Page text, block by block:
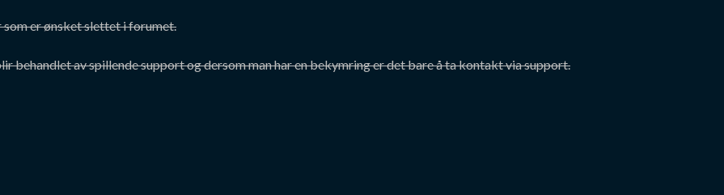
er ønsket slettet i forumet.
behandlet av spillende support og dersom man har en bekymring er det bare å ta kontakt via support.